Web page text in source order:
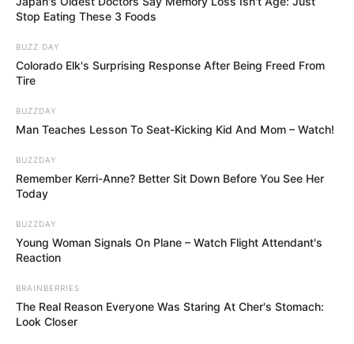
LIRE AUSSI
Plus belle la vie : coup dur confirmé pour la
série de TF1
Plus belle la vie : c’est confirmé pour TF1
vàng trong 5 năm qua
Powered by Taboola
Le soir venu, Chloé discute avec Baptiste.
Celui-ci lui confie qu’elle ne doit pas
abandonner le théâtre, car elle a véritablement
mis une part d’elle-même dans cette scène et
qu’elle était très touchante. Baptiste en profite
Stop Eating These 3 Foods
BUZZ DAY
Colorado Elk's Surprising Response After Being Freed From
Tire
BUZZDAY
Man Teaches Lesson To Seat-Kicking Kid And Mom – Watch!
BUZZDAY
Remember Kerri-Anne? Better Sit Down Before You See Her
Today
BUZZDAY
Young Woman Signals On Plane – Watch Flight Attendant's
Reaction
BRAINBERRIES
The Real Reason Everyone Was Staring At Cher's Stomach:
Look Closer